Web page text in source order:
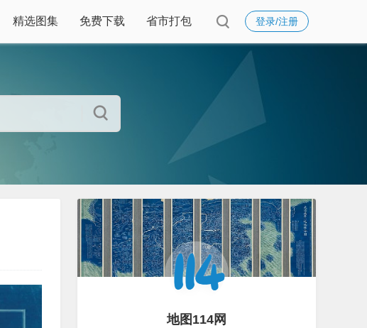
登录/注册
精选图集 免费下载 省市打包
地图114网